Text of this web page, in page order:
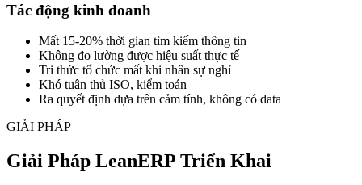
Tác động kinh doanh
Mất 15-20% thời gian tìm kiếm thông tin
Không đo lường được hiệu suất thực tế
Tri thức tổ chức mất khi nhân sự nghỉ
Khó tuân thủ ISO, kiểm toán
Ra quyết định dựa trên cảm tính, không có data
GIẢI PHÁP
Giải Pháp LeanERP Triển Khai